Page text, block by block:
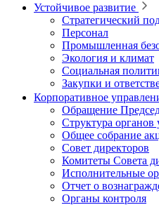
Устойчивое развитие
Стратегический
Персонал
Промышленная
Экология и климат
Социальная
Закупки и
Корпоративное
Обращение
Структура органов
Общее собрание
Совет директоров
Комитеты Совета
Исполнительные
Отчет о
Органы контроля